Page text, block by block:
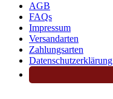
AGB
FAQs
Impressum
Versandarten
Zahlungsarten
Datenschutzerklärung